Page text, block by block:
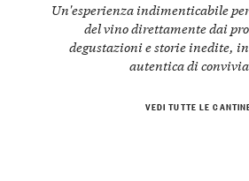
Un'esperienza indimenticabile
del vino direttamente dai
degustazioni e storie inedite,
autentica di
VEDI TUTTE LE